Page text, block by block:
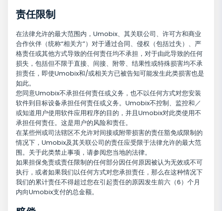
责任限制
在法律允许的最大范围内，Umobix、其关联公司、许可方和商业
合作伙伴（统称“相关方”）对于通过合同、侵权（包括过失）、严
格责任或其他方式导致的任何责任均不承担，对于由此导致的任何
损失，包括但不限于直接、间接、附带、结果性或特殊损害均不承
担责任，即使Umobix和/或相关方已被告知可能发生此类损害也是
如此。
您同意Umobix不承担任何责任或义务，也不以任何方式对您安装
软件到目标设备承担任何责任或义务。Umobix不控制、监控和／
或知道用户使用软件应用程序的目的，并且Umobix对此类使用不
承担任何责任。这是用户的风险和责任。
在某些州或司法辖区不允许对间接或附带损害的责任豁免或限制的
情况下，Umobix及其关联公司的责任应受限于法律允许的最大范
围。关于此类禁止事项，请参阅您当地的法律。
如果担保免责或责任限制的任何部分因任何原因被认为无效或不可
执行，或者如果我们以任何方式对您承担责任，那么在这种情况下
我们的累计责任不得超过您在引起责任的原因发生前六（6）个月
内向Umobix支付的总金额。